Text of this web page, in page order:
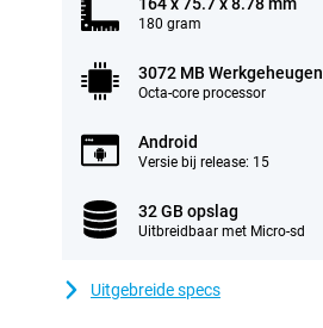
180 gram
3072 MB Werkgeheugen
Octa-core processor
Android
Versie bij release: 15
32 GB opslag
Uitbreidbaar met Micro-sd
Uitgebreide specs